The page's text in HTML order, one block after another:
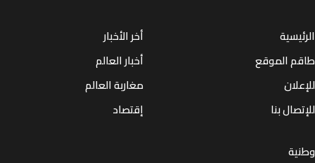
الموقع
بنا
أخر الأخبار
أخبار العالم
مغاربة العالم
إقتصاد